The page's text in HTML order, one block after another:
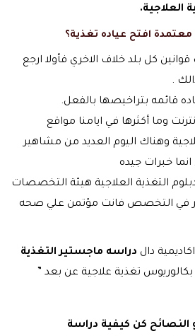
العلاجية.
افتح عياده تغذية؟
كل بلد خلاف الاخري فأولا ارجع
.
قائمه بتراخيصها بالفعل.
وما أكثرها في ايامنا مواقع
وهناك اليوم العديد من مشاهير
خبرات جيده
التغذية العلاجية هيئة التخصصات
في التخصص فانت مؤتمن علي صحه
دال دراسه ماجستير التغذية
تغذية علاجية عن بعد ”
النصائح كن كيفية دراسة